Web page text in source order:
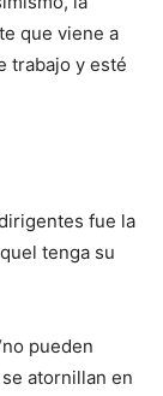
que viene a
trabajo y esté
fue la
tenga su
pueden
atornillan en